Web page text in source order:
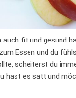
fit und gesund
Essen und du
scheiterst du
hast es satt und